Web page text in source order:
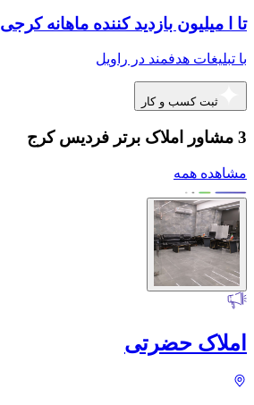
تا ا میلیون بازدید کننده ماهانه کرجی
با تبلیغات هدفمند در راویل
ثبت کسب و کار
3 مشاور املاک برتر فردیس کرج
مشاهده همه
املاک حضرتی